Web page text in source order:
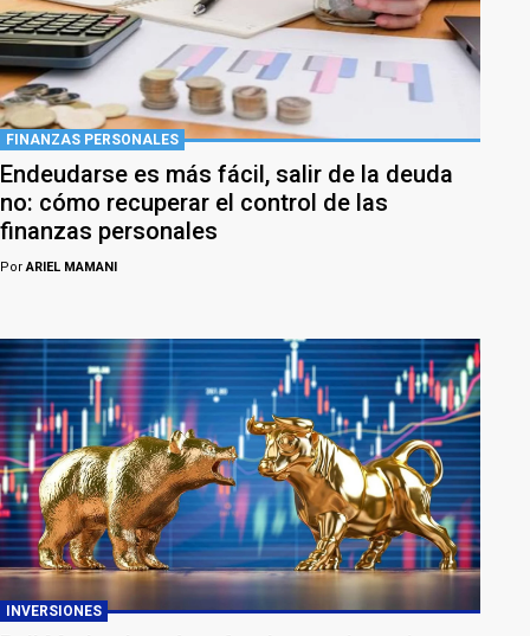
FINANZAS PERSONALES
Endeudarse es más fácil, salir de la deuda
no: cómo recuperar el control de las
finanzas personales
PorARIEL MAMANI
INVERSIONES